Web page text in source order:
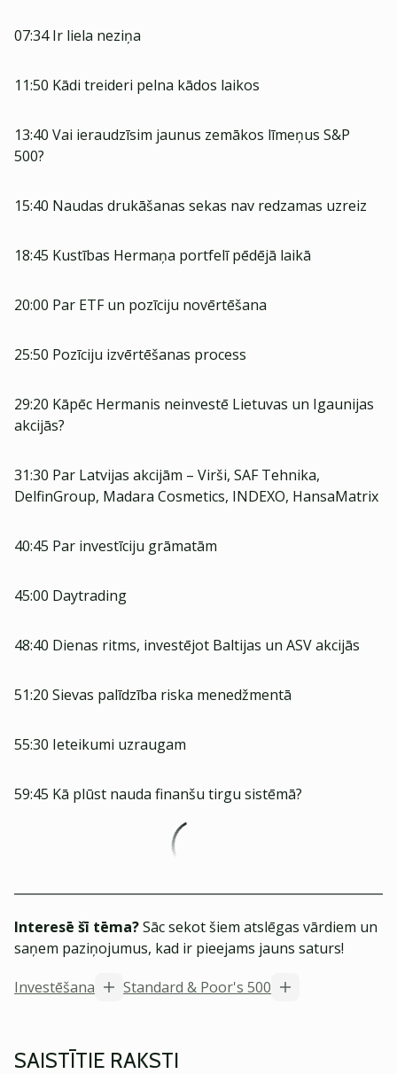
07:34 Ir liela neziņa
11:50 Kādi treideri pelna kādos laikos
13:40 Vai ieraudzīsim jaunus zemākos līmeņus S&P
500?
15:40 Naudas drukāšanas sekas nav redzamas uzreiz
18:45 Kustības Hermaņa portfelī pēdējā laikā
20:00 Par ETF un pozīciju novērtēšana
25:50 Pozīciju izvērtēšanas process
29:20 Kāpēc Hermanis neinvestē Lietuvas un Igaunijas
akcijās?
31:30 Par Latvijas akcijām – Virši, SAF Tehnika,
DelfinGroup, Madara Cosmetics, INDEXO, HansaMatrix
40:45 Par investīciju grāmatām
45:00 Daytrading
48:40 Dienas ritms, investējot Baltijas un ASV akcijās
51:20 Sievas palīdzība riska menedžmentā
55:30 Ieteikumi uzraugam
59:45 Kā plūst nauda finanšu tirgu sistēmā?
Interesē šī tēma?Sāc sekot šiem atslēgas vārdiem un
saņem paziņojumus, kad ir pieejams jauns saturs!
Investēšana
Standard & Poor's 500
SAISTĪTIE RAKSTI